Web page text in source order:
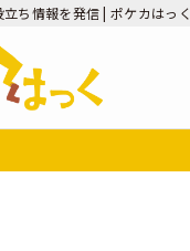
ち情報を発信 | ポケカはっく